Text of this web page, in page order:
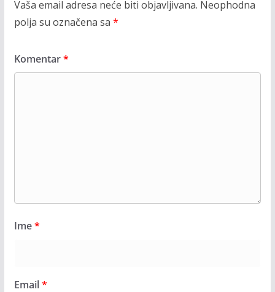
Vaša email adresa neće biti objavljivana. Neophodna
polja su označena sa *
Komentar*
Ime*
Email*